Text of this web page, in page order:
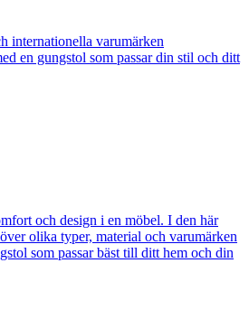
internationella varumärken
en gungstol som passar din stil och ditt
och design i en möbel. I den här
olika typer, material och varumärken
som passar bäst till ditt hem och din